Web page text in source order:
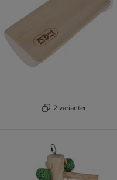
2 varianter